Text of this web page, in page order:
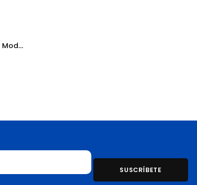
Cartucho para Gas Acido Químico Modelo RM676 RM675. UNIKRAFT